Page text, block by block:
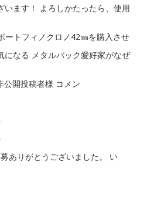
います！ よろしかたったら、使用
ートフィノクロノ42㎜を購入させ
になる メタルバック愛好家がなぜ
公開投稿者様 コメン
ありがとうございました。 い